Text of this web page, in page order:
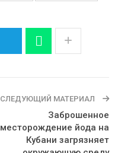
СЛЕДУЮЩИЙ МАТЕРИАЛ
Заброшенное
месторождение йода на
Кубани загрязняет